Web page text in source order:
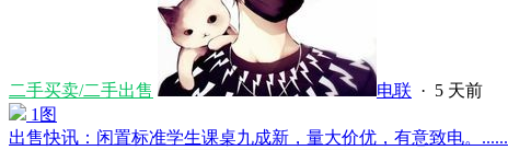
二手买卖/二手出售 电联 · 5 天前
1图
出售快讯：闲置标准学生课桌九成新，量大价优，有意致电。......